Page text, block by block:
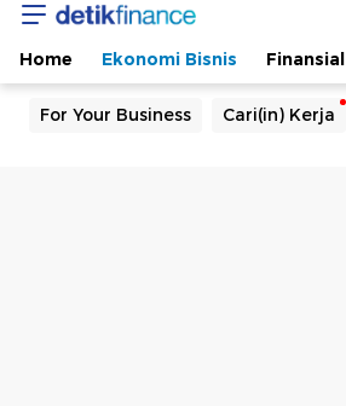
Home Ekonomi Bisnis Finansial
For Your Business Cari(in) Kerja